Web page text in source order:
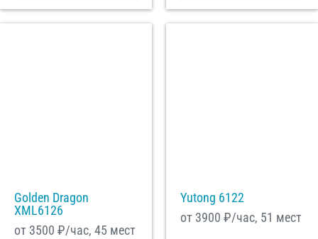
Golden Dragon
XML6126
от 3500 ₽/час, 45 мест
Yutong 6122
от 3900 ₽/час, 51 мест